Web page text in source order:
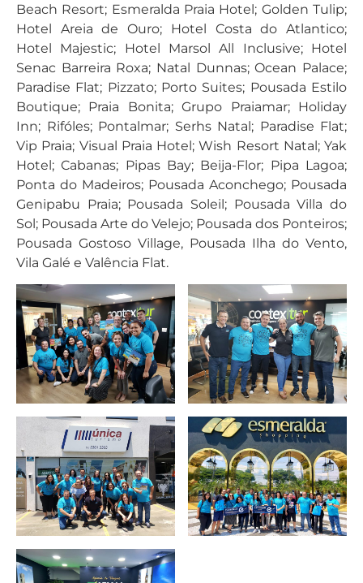
Beach Resort; Esmeralda Praia Hotel; Golden Tulip;
Hotel Areia de Ouro; Hotel Costa do Atlantico;
Hotel Majestic; Hotel Marsol All Inclusive; Hotel
Senac Barreira Roxa; Natal Dunnas; Ocean Palace;
Paradise Flat; Pizzato; Porto Suites; Pousada Estilo
Boutique; Praia Bonita; Grupo Praiamar; Holiday
Inn; Rifóles; Pontalmar; Serhs Natal; Paradise Flat;
Vip Praia; Visual Praia Hotel; Wish Resort Natal; Yak
Hotel; Cabanas; Pipas Bay; Beija-Flor; Pipa Lagoa;
Ponta do Madeiros; Pousada Aconchego; Pousada
Genipabu Praia; Pousada Soleil; Pousada Villa do
Sol; Pousada Arte do Velejo; Pousada dos Ponteiros;
Pousada Gostoso Village, Pousada Ilha do Vento,
Vila Galé e Valência Flat.